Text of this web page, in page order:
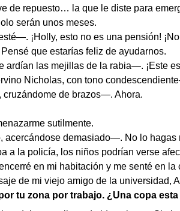
de repuesto… la que le diste para
serán unos meses.
¡Holly, esto no es una pensión!
que estarías feliz de ayudarnos.
las mejillas de la rabia—. ¡Este
Nicholas, con tono
de brazos—. Ahora.
sutilmente.
demasiado—. No lo hagas
a la policía, los niños podrían verse
en mi habitación y me senté en
de mi viejo amigo de la universidad,
tu zona por trabajo. ¿Una copa